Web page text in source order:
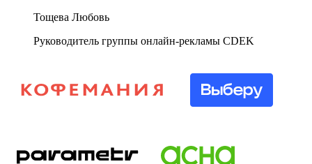
Тощева Любовь
Руководитель группы онлайн-рекламы CDEK